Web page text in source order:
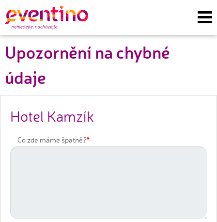
Upozornění na chybné
údaje
Hotel Kamzík
Co zde máme špatně?*